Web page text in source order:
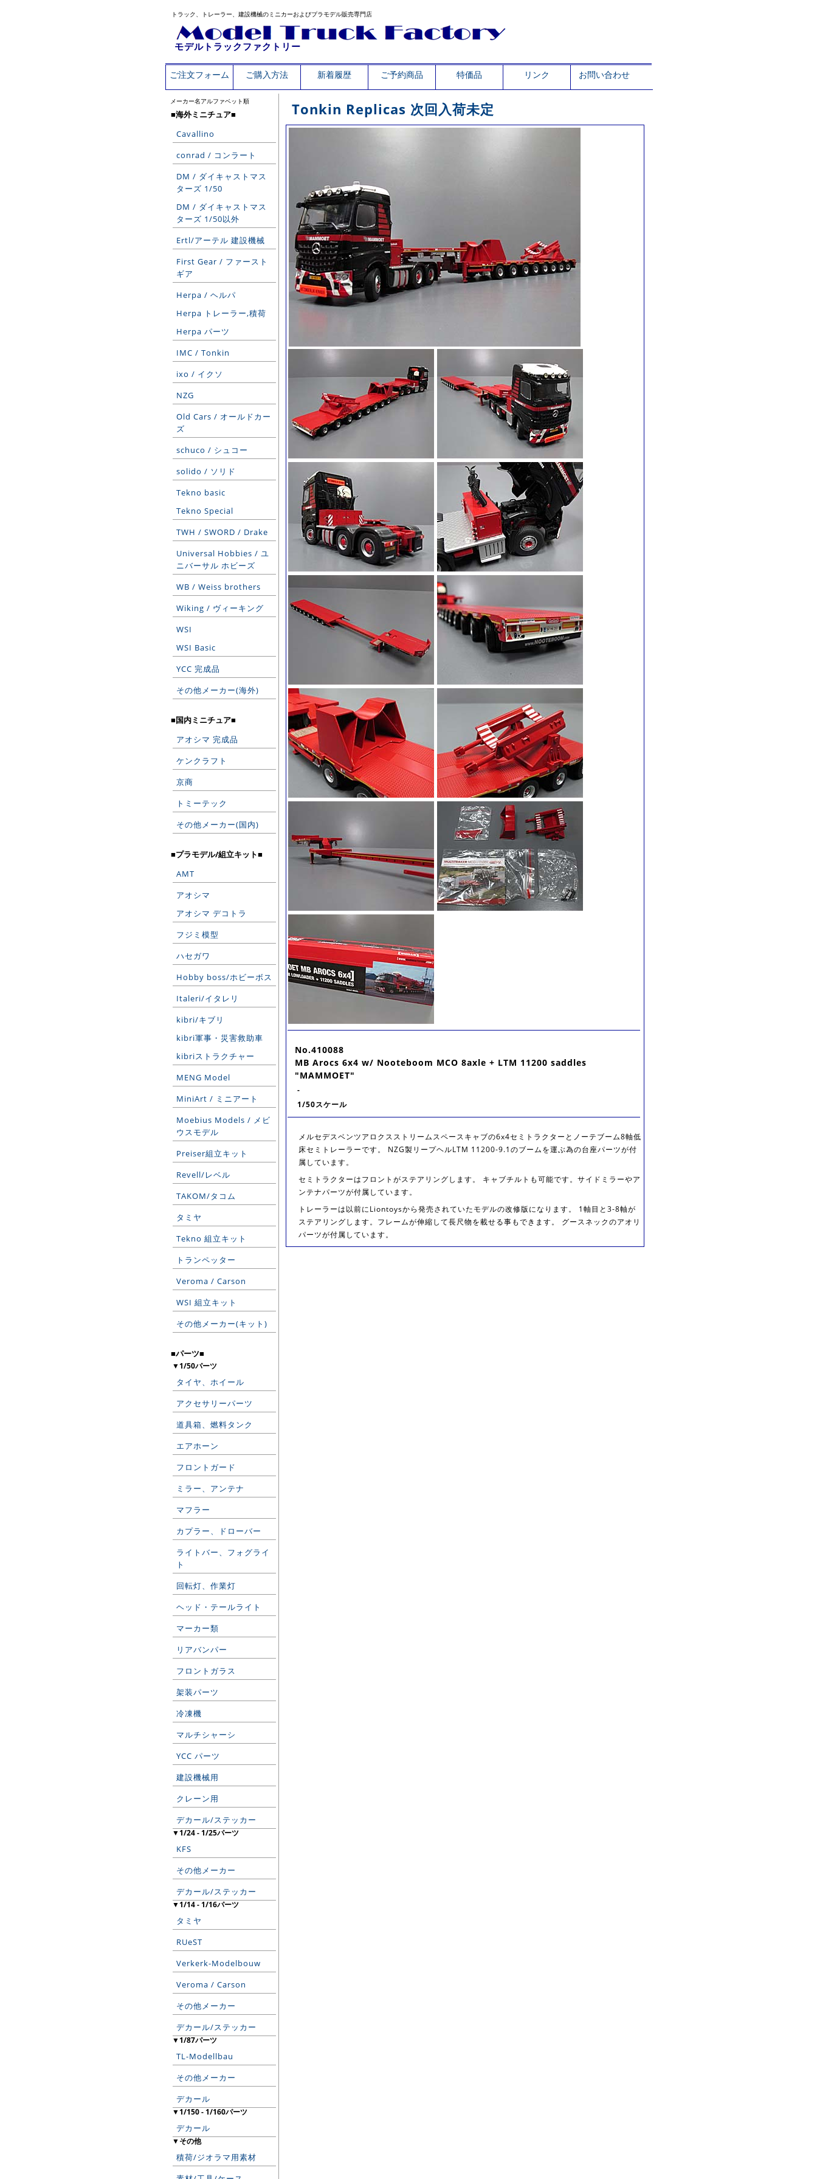
トラック、トレーラー、建設機械のミニカーおよびプラモデル販売専門店
モデルトラックファクトリー
ご注文フォーム ご購入方法 新着履歴 ご予約商品 特価品 リンク お問い合わせ
メーカー名アルファベット順
■海外ミニチュア■
Cavallino
conrad / コンラート
DM / ダイキャストマス
ターズ 1/50
DM / ダイキャストマス
ターズ 1/50以外
Ertl/アーテル 建設機械
First Gear / ファースト
ギア
Herpa / ヘルパ
Herpa トレーラー,積荷
Herpa パーツ
IMC / Tonkin
ixo / イクソ
NZG
Old Cars / オールドカー
ズ
schuco / シュコー
solido / ソリド
Tekno basic
Tekno Special
TWH / SWORD / Drake
Universal Hobbies / ユ
ニバーサル ホビーズ
WB / Weiss brothers
Wiking / ヴィーキング
WSI
WSI Basic
YCC 完成品
その他メーカー(海外)
■国内ミニチュア■
アオシマ 完成品
ケンクラフト
京商
トミーテック
その他メーカー(国内)
■プラモデル/組立キット■
AMT
アオシマ
アオシマ デコトラ
フジミ模型
ハセガワ
Hobby boss/ホビーボス
Italeri/イタレリ
kibri/キブリ
kibri軍事・災害救助車
kibriストラクチャー
MENG Model
MiniArt / ミニアート
Moebius Models / メビ
ウスモデル
Preiser組立キット
Revell/レベル
TAKOM/タコム
タミヤ
Tekno 組立キット
トランペッター
Veroma / Carson
WSI 組立キット
その他メーカー(キット)
■パーツ■
▼1/50パーツ
タイヤ、ホイール
アクセサリーパーツ
道具箱、燃料タンク
エアホーン
フロントガード
ミラー、アンテナ
マフラー
カプラー、ドローバー
ライトバー、フォグライ
ト
回転灯、作業灯
ヘッド・テールライト
マーカー類
リアバンパー
フロントガラス
架装パーツ
冷凍機
マルチシャーシ
YCC パーツ
建設機械用
クレーン用
デカール/ステッカー
▼1/24 - 1/25パーツ
KFS
その他メーカー
デカール/ステッカー
▼1/14 - 1/16パーツ
タミヤ
RUeST
Verkerk-Modelbouw
Veroma / Carson
その他メーカー
デカール/ステッカー
▼1/87パーツ
TL-Modellbau
その他メーカー
デカール
▼1/150 - 1/160パーツ
デカール
▼その他
積荷/ジオラマ用素材
Tonkin Replicas 次回入荷未定
No.410088
MB Arocs 6x4 w/ Nooteboom MCO 8axle + LTM 11200 saddles
"MAMMOET"
-
1/50スケール
メルセデスベンツアロクスストリームスペースキャブの6x4セミトラクターとノーテブーム8軸低
床セミトレーラーです。 NZG製リープヘルLTM 11200-9.1のブームを運ぶ為の台座パーツが付
属しています。
セミトラクターはフロントがステアリングします。 キャブチルトも可能です。サイドミラーやア
ンテナパーツが付属しています。
トレーラーは以前にLiontoysから発売されていたモデルの改修版になります。 1軸目と3-8軸が
ステアリングします。フレームが伸縮して長尺物を載せる事もできます。 グースネックのアオリ
パーツが付属しています。